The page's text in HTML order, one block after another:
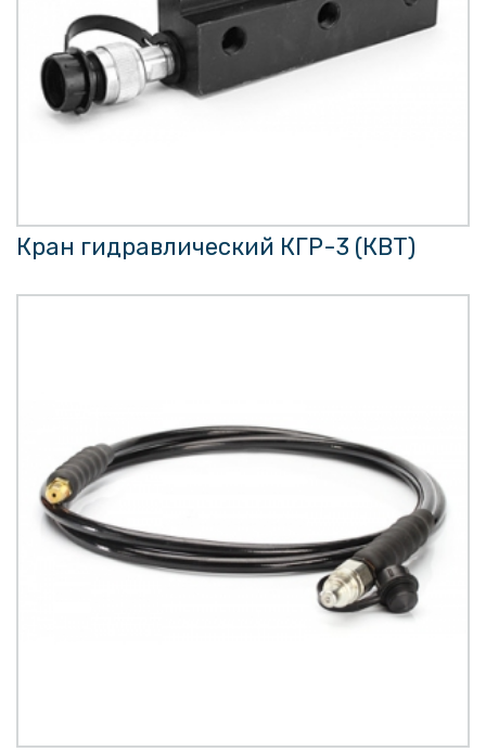
Кран гидравлический КГР-3 (КВТ)